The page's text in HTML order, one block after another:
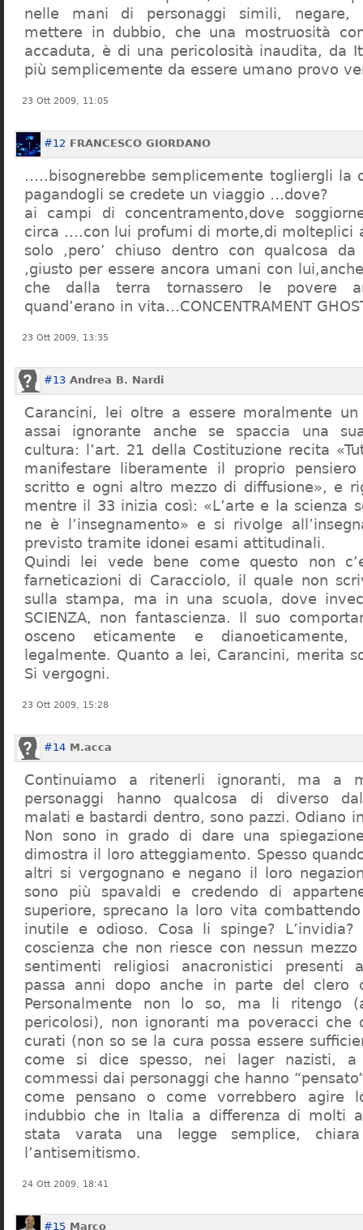
nelle mani di personaggi simili, negare,
mettere in dubbio, che una mostruosità
accaduta, è di una pericolosità inaudita, da
più semplicemente da essere umano provo
23 Ott 2009, 11:05
#12 FRANCESCO GIORDANO
…..bisognerebbe semplicemente togliergli la
pagandogli se credete un viaggio …dove?
ai campi di concentramento,dove
circa ….con lui profumi di morte,di molteplici
solo ,pero’ chiuso dentro con qualcosa
,giusto per essere ancora umani con
che dalla terra tornassero le povere
quand’erano in vita…CONCENTRAMENT
23 Ott 2009, 13:35
#13 Andrea B. Nardi
Carancini, lei oltre a essere moralmente
assai ignorante anche se spaccia una
cultura: l’art. 21 della Costituzione recita
manifestare liberamente il proprio
scritto e ogni altro mezzo di diffusione», e
mentre il 33 inizia così: «L’arte e la scienza
ne è l’insegnamento» e si rivolge
previsto tramite idonei esami attitudinali.
Quindi lei vede bene come questo non
farneticazioni di Caracciolo, il quale non
sulla stampa, ma in una scuola, dove
SCIENZA, non fantascienza. Il suo
osceno eticamente e dianoeticamente,
legalmente. Quanto a lei, Carancini, merita
Si vergogni.
23 Ott 2009, 15:28
#14 M.acca
Continuiamo a ritenerli ignoranti, ma a
personaggi hanno qualcosa di diverso
malati e bastardi dentro, sono pazzi. Odiano
Non sono in grado di dare una
dimostra il loro atteggiamento. Spesso
altri si vergognano e negano il loro
sono più spavaldi e credendo di
superiore, sprecano la loro vita
inutile e odioso. Cosa li spinge?
coscienza che non riesce con nessun
sentimenti religiosi anacronistici presenti
passa anni dopo anche in parte del clero
Personalmente non lo so, ma li ritengo
pericolosi), non ignoranti ma poveracci che
curati (non so se la cura possa essere
come si dice spesso, nei lager nazisti,
commessi dai personaggi che hanno
come pensano o come vorrebbero agire
indubbio che in Italia a differenza di molti
stata varata una legge semplice,
l’antisemitismo.
24 Ott 2009, 18:41
#15 Marco